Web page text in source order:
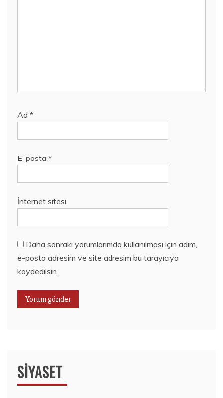
Ad *
E-posta *
İnternet sitesi
Daha sonraki yorumlarımda kullanılması için adım,
e-posta adresim ve site adresim bu tarayıcıya
kaydedilsin.
SIYASET